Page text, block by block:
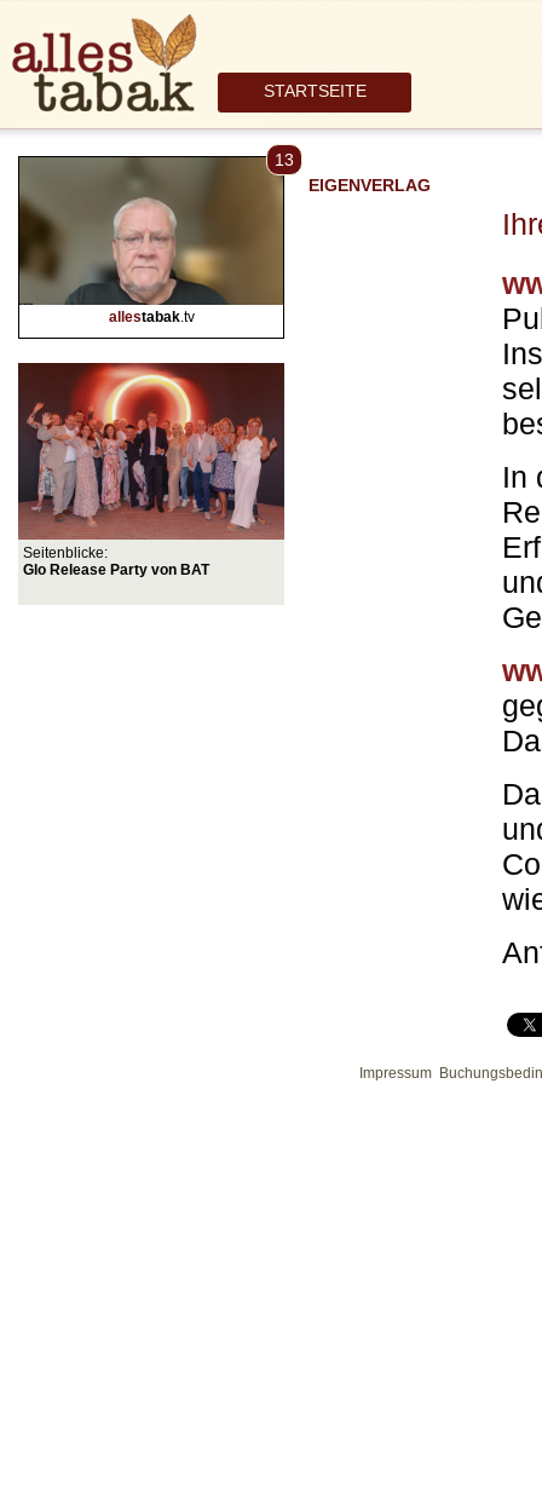
STARTSEITE
13
allestabak.tv
Seitenblicke:
Glo Release Party von BAT
EIGENVERLAG
In
Impressum